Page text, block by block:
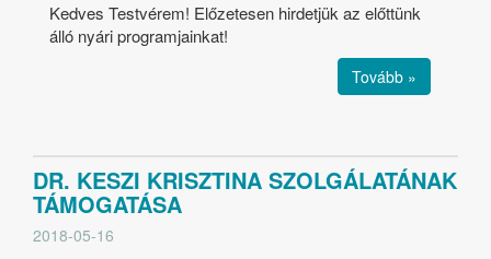
Kedves Testvérem! Előzetesen hirdetjük az előttünk
álló nyári programjainkat!
Tovább »
DR. KESZI KRISZTINA SZOLGÁLATÁNAK
TÁMOGATÁSA
2018-05-16